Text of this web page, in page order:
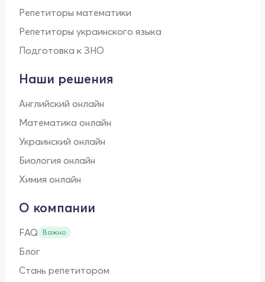
Репетиторы математики
Репетиторы украинского языка
Подготовка к ЗНО
Наши решения
Английский онлайн
Математика онлайн
Украинский онлайн
Биология онлайн
Химия онлайн
О компании
FAQ Важно
Блог
Стань репетитором